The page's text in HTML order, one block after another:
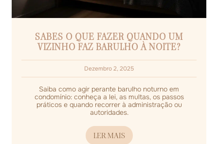
SABES O QUE FAZER QUANDO UM
VIZINHO FAZ BARULHO À NOITE?
Dezembro 2, 2025
Saiba como agir perante barulho noturno em
condomínio: conheça a lei, as multas, os passos
práticos e quando recorrer à administração ou
autoridades.
LER MAIS